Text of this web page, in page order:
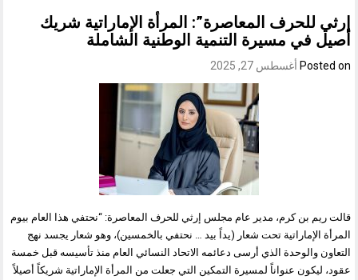
إرثي للحرف المعاصرة”: المرأة الإماراتية شريك
أصيل في مسيرة التنمية الوطنية الشاملة
Posted on أغسطس 27, 2025
قالت ريم بن كرم، مدير عام مجلس إرثي للحرف المعاصرة: “نحتفي هذا العام بيوم
المرأة الإماراتية تحت شعار (يداً بيد … نحتفي بالخمسين)، وهو شعار يجسد نهج
التعاون والوحدة الذي أرسى دعائمه الاتحاد النسائي العام منذ تأسيسه قبل خمسة
عقود، ليكون عنواناً لمسيرة التمكين التي جعلت من المرأة الإماراتية شريكاً أصيلاً